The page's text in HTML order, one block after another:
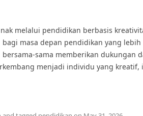
melalui pendidikan berbasis
masa depan pendidikan yang lebih
sama memberikan dukungan
menjadi individu yang kreatif,